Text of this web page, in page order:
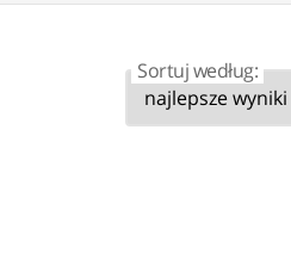
Sortuj według: